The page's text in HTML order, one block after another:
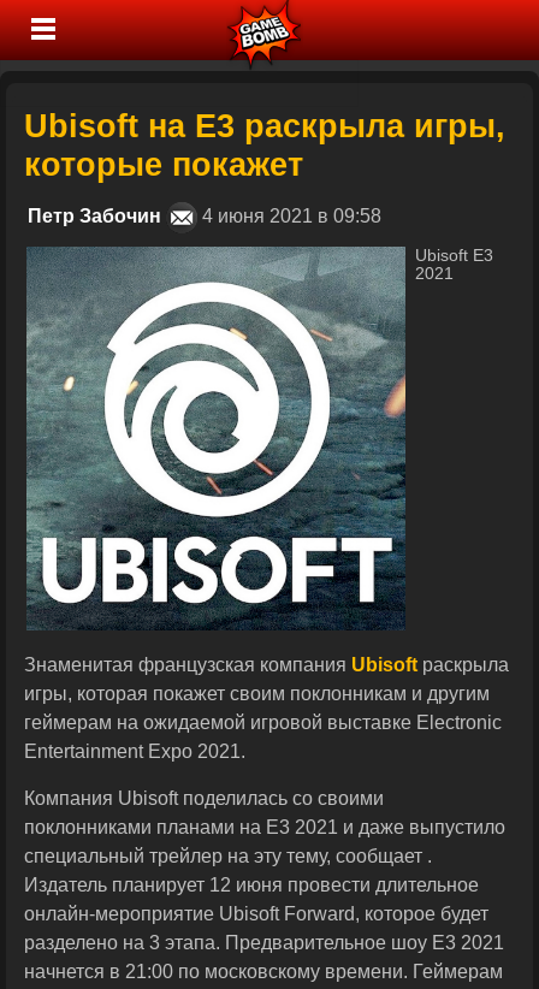
Ubisoft на E3 раскрыла игры,
которые покажет
Петр Забочин 4 июня 2021 в 09:58
Ubisoft E3
2021
Знаменитая французская компания Ubisoft раскрыла
игры, которая покажет своим поклонникам и другим
геймерам на ожидаемой игровой выставке Electronic
Entertainment Expo 2021.
Компания Ubisoft поделилась со своими
поклонниками планами на E3 2021 и даже выпустило
специальный трейлер на эту тему, сообщает .
Издатель планирует 12 июня провести длительное
онлайн-мероприятие Ubisoft Forward, которое будет
разделено на 3 этапа. Предварительное шоу E3 2021
начнется в 21:00 по московскому времени. Геймерам